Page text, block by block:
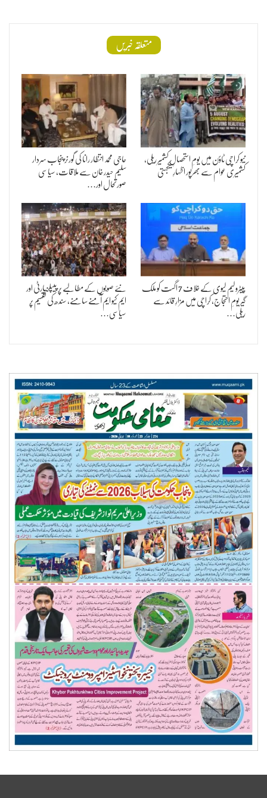
متعلقہ خبریں
نیو کراچی ٹاؤن میں یومِ استحصالِ کشمیر ریلی،
کشمیری عوام سے بھرپور اظہارِ یکجہتی
حاجی محمد انتظار رانا کی گورنر پنجاب سردار
سلیم حیدر خان سے ملاقات، سیاسی
صورتحال اور…
پیٹرولیم لیوی کے خلاف 7 اگست کو ملک
گیر یومِ احتجاج، کراچی میں مزارِ قائد سے
ریلی…
نئے صوبوں کے مطالبے پر پیپلز پارٹی اور
ایم کیو ایم آمنے سامنے، سندھ کی تقسیم پر
سیاسی…